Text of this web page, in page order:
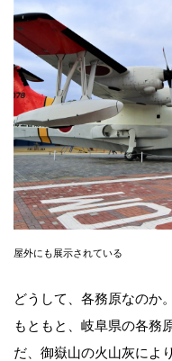
屋外にも展示されている
どうして、各務原なのか。
もともと、岐阜県の各務
だ、御嶽山の火山灰によ